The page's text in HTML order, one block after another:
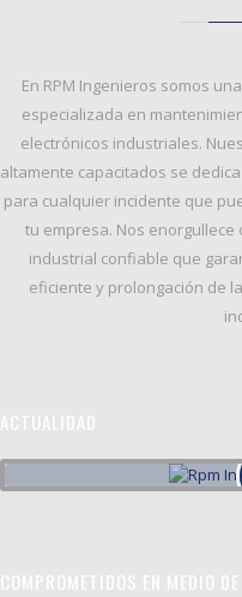
En RPM Ingenieros somos
especializada en
electrónicos industriales.
altamente capacitados se
para cualquier incidente que
tu empresa. Nos
industrial confiable que
eficiente y prolongación de
ACTUALIDAD
COMPROMETIDOS EN MEDIO